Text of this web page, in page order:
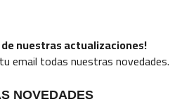
nuestras actualizaciones!
email todas nuestras novedades.
NOVEDADES